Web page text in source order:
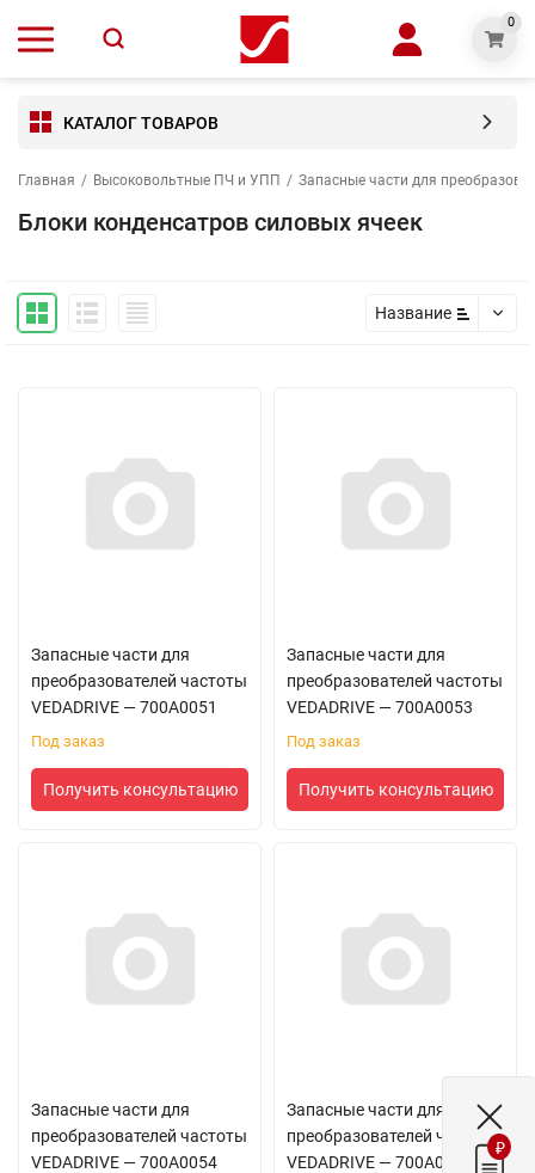
0
КАТАЛОГ ТОВАРОВ
Главная / Высоковольтные ПЧ и УПП / Запасные части для
Блоки конденсатров силовых ячеек
Название
Запасные части для
преобразователей частоты
VEDADRIVE — 700A0051
Под заказ
Получить консультацию
Запасные части для
преобразователей частоты
VEDADRIVE — 700A0053
Под заказ
Получить консультацию
Запасные части для
преобразователей частоты
VEDADRIVE — 700A0054
Запасные части для
преобразователей частоты
VEDADRIVE — 700A0055
₽